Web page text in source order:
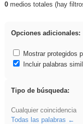
Resultados de:
0medios totales (hay
Opciones adicionales:
Mostrar protegidos
Incluir palabras
Tipo de búsqueda:
Cualquier coincidencia
Todas las palabras